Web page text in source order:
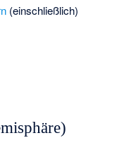
(einschließlich)